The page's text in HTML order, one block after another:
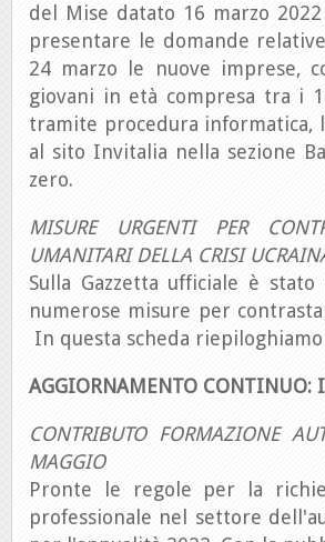
del Mise datato 16 marzo
presentare le domande
24 marzo le nuove imprese,
giovani in età compresa tra i
tramite procedura informatica,
al sito Invitalia nella sezione
zero.
MISURE URGENTI PER
UMANITARI DELLA CRISI
Sulla Gazzetta ufficiale è
numerose misure per
In questa scheda
AGGIORNAMENTO CONTINUO:
CONTRIBUTO FORMAZIONE
MAGGIO
Pronte le regole per la
professionale nel settore